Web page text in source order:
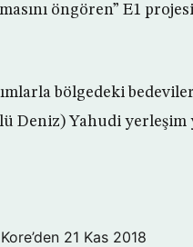
öngören” E1
bölgedeki
Deniz) Yahudi
21 Kas 2018